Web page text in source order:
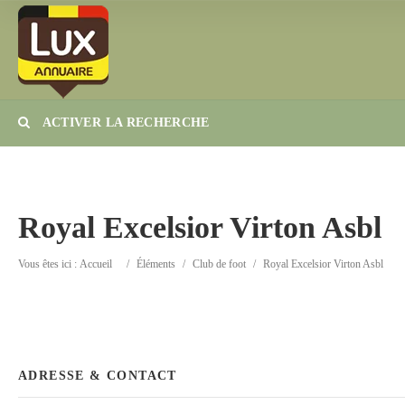
ACTIVER LA RECHERCHE
Catégorie Lieu
Royal Excelsior Virton Asbl
Vous êtes ici : Accueil / Éléments / Club de foot / Royal Excelsior Virton Asbl
ADRESSE & CONTACT